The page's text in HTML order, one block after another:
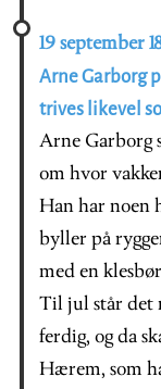
19 september
Arne Garborg
trives likevel
Arne Garborg
om hvor
Han har noen
byller på
med en
Til jul står det
ferdig, og da
Hærem, som